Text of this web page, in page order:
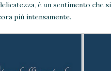
è un sentimento che
più intensamente.